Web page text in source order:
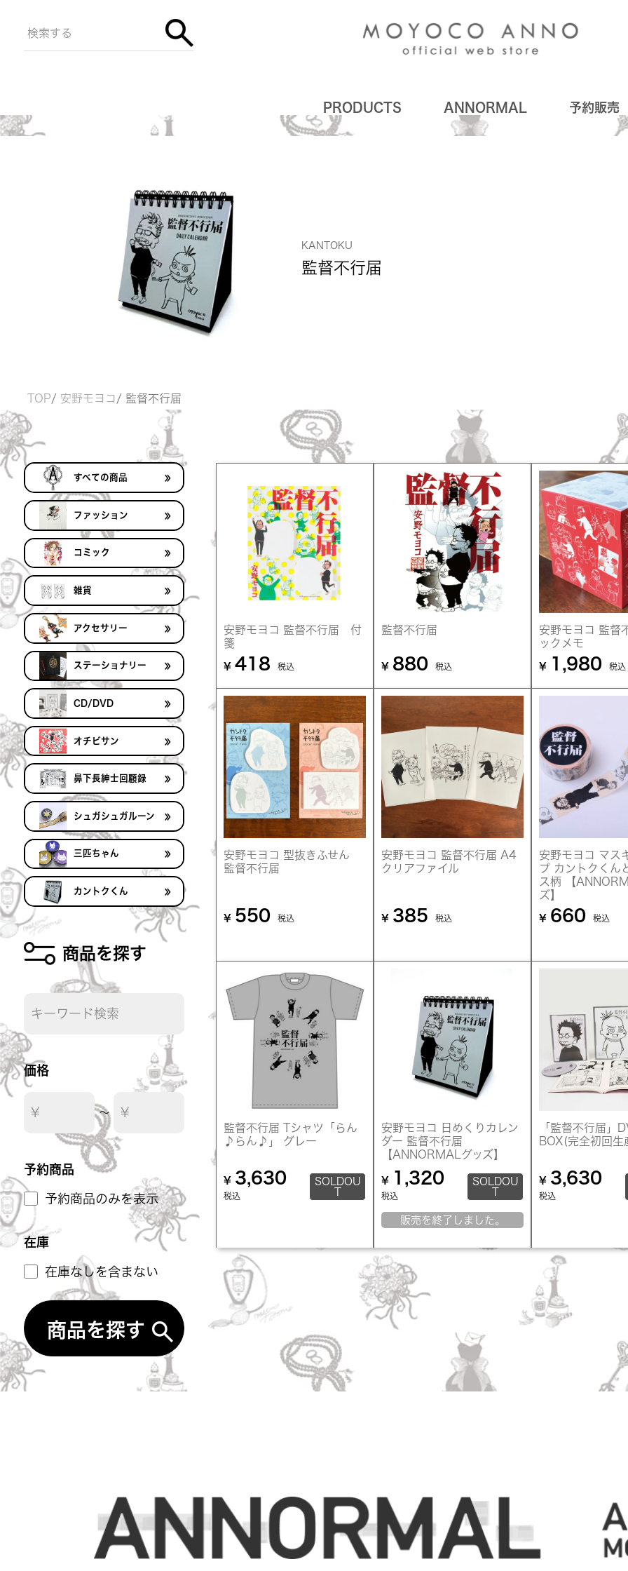
PRODUCTS ANNORMAL 予約販売
KANTOKU
監督不行届
TOP 安野モヨコ 監督不行届
すべての商品 ≫
ファッション ≫
コミック ≫
雑貨 ≫
アクセサリー ≫
ステーショナリー ≫
CD/DVD ≫
オチビサン ≫
鼻下長紳士回顧録 ≫
シュガシュガルーン ≫
三匹ちゃん ≫
カントクくん ≫
商品を探す
価格
〜
予約商品
予約商品のみを表示
在庫
在庫なしを含まない
商品を探す
安野モヨコ 監督不行届 付
箋
¥ 418 税込
監督不行届
¥ 880 税込
安野モヨコ 監督
ックメモ
¥ 1,980 税込
安野モヨコ 型抜きふせん
監督不行届
¥ 550 税込
安野モヨコ 監督不行届 A4
クリアファイル
¥ 385 税込
安野モヨコ マス
プ カントクくん
ス柄 【
ズ】
¥ 660 税込
監督不行届 Tシャツ「らん
♪らん♪」 グレー
¥ 3,630
税込
SOLDOU
T
安野モヨコ 日めくりカレン
ダー 監督不行届
【ANNORMALグッズ】
¥ 1,320
税込
SOLDOU
T
販売を終了しました。
「監督不行届」
BOX(完全初回生
¥ 3,630
税込